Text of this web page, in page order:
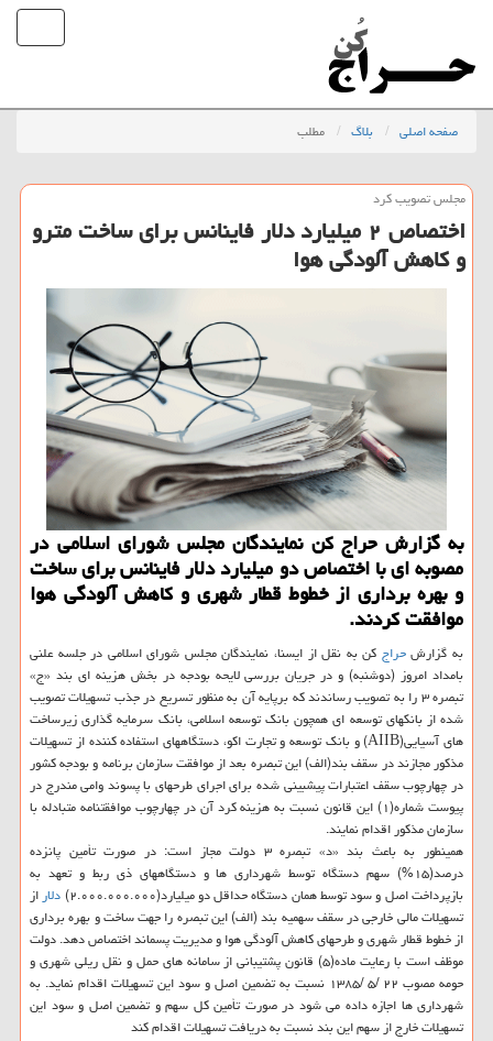
صفحه اصلی بلاگ مطلب
مجلس تصویب كرد
اختصاص ۲ میلیارد دلار فاینانس برای ساخت مترو
و كاهش آلودگی هوا
به گزارش حراج کن نمایندگان مجلس شورای اسلامی در
مصوبه ای با اختصاص دو میلیارد دلار فاینانس برای ساخت
و بهره برداری از خطوط قطار شهری و کاهش آلودگی هوا
موافقت کردند.
به گزارشحراج کن به نقل از ایسنا، نمایندگان مجلس شورای اسلامی در جلسه علنی
بامداد امروز (دوشنبه) و در جریان بررسی لایحه بودجه در بخش هزینه ای بند «ج»
تبصره ۳ را به تصویب رساندند که برپایه آن به منظور تسریع در جذب تسهیلات تصویب
شده از بانکهای توسعه ای همچون بانک توسعه اسلامی، بانک سرمایه گذاری زیرساخت
های آسیایی(AIIB) و بانک توسعه و تجارت اکو، دستگاههای استفاده کننده از تسهیلات
مذکور مجازند در سقف بند(الف) این تبصره بعد از موافقت سازمان برنامه و بودجه کشور
در چهارچوب سقف اعتبارات پیشبینی شده برای اجرای طرحهای با پسوند وامی مندرج در
پیوست شماره(۱) این قانون نسبت به هزینه کرد آن در چهارچوب موافقتنامه متبادله با
سازمان مذکور اقدام نمایند.
همینطور به باعث بند «د» تبصره ۳ دولت مجاز است: در صورت تأمین پانزده
درصد(۱۵%) سهم دستگاه توسط شهرداری ها و دستگاههای ذی ربط و تعهد به
بازپرداخت اصل و سود توسط همان دستگاه حداقل دو میلیارد(۲.۰۰۰.۰۰۰.۰۰۰)
دلاراز
تسهیلات مالی خارجی در سقف سهمیه بند (الف) این تبصره را جهت ساخت و بهره برداری
از خطوط قطار شهری و طرحهای کاهش آلودگی هوا و مدیریت پسماند اختصاص دهد. دولت
موظف است با رعایت ماده(۵) قانون پشتیبانی از سامانه های حمل و نقل ریلی شهری و
حومه مصوب ۲۲ /۵ /۱۳۸۵ نسبت به تضمین اصل و سود این تسهیلات اقدام نماید. به
شهرداری ها اجازه داده می شود در صورت تأمین کل سهم و تضمین اصل و سود این
تسهیلات خارج از سهم این بند نسبت به دریافت تسهیلات اقدام کند